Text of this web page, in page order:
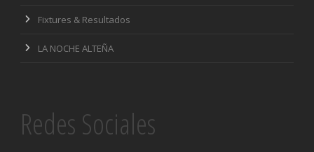
Fixtures & Resultados
LA NOCHE ALTEÑA
Redes Sociales